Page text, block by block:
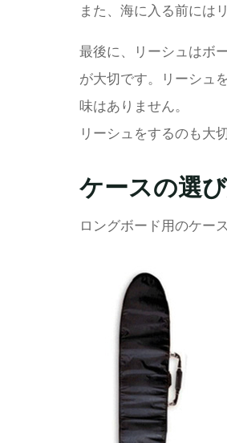
また、海に入る前には
最後に、リーシュはボ
が大切です。リーシュ
味はありません。
リーシュをするのも大
ケースの選
ロングボード用のケー